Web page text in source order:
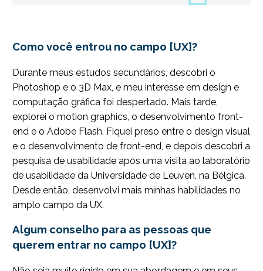
Como você entrou no campo [UX]?
Durante meus estudos secundários, descobri o
Photoshop e o 3D Max, e meu interesse em design e
computação gráfica foi despertado. Mais tarde,
explorei o motion graphics, o desenvolvimento front-
end e o Adobe Flash. Fiquei preso entre o design visual
e o desenvolvimento de front-end, e depois descobri a
pesquisa de usabilidade após uma visita ao laboratório
de usabilidade da Universidade de Leuven, na Bélgica.
Desde então, desenvolvi mais minhas habilidades no
amplo campo da UX.
Algum conselho para as pessoas que
querem entrar no campo [UX]?